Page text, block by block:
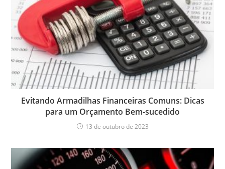
Evitando Armadilhas Financeiras Comuns: Dicas
para um Orçamento Bem-sucedido
13 de outubro de 2023